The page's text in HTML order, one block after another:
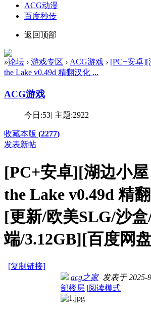
ACG动漫
百度秒传
返回顶部
»论坛 › 游戏专区 › ACG游戏 › [PC+安卓][
the Lake v0.49d 精翻汉化 ...
ACG游戏
今日:53| 主题:2922
收藏本版 (2277)
发表新帖
[PC+安卓][湖边小
the Lake v0.49d 精
[更新/欧美SLG/沙盒
端/3.12GB][百度网
[复制链接]
acg之家发表于 2025-
部楼层 |阅读模式